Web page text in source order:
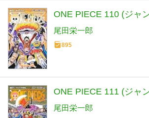
ONE PIECE 110 (ジャ
尾田栄一郎
895
ONE PIECE 111 (ジャ
尾田栄一郎